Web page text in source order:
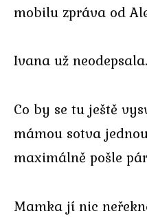
mobilu zpráva od
Ivana už neodepsala.
Co by se tu ještě
mámou sotva
maximálně pošle
Mamka jí nic